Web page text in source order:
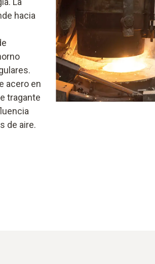
hacia
acero en
tragante
de aire.